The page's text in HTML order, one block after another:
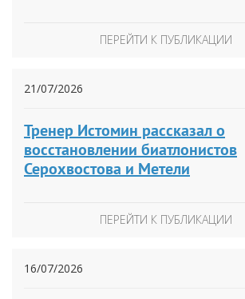
ПЕРЕЙТИ К ПУБЛИКАЦИИ
21/07/2026
Тренер Истомин рассказал о
восстановлении биатлонистов
Серохвостова и Метели
ПЕРЕЙТИ К ПУБЛИКАЦИИ
16/07/2026